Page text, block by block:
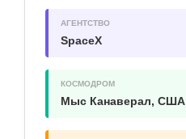
АГЕНТСТВО
SpaceX
КОСМОДРОМ
Мыс Канаверал, США